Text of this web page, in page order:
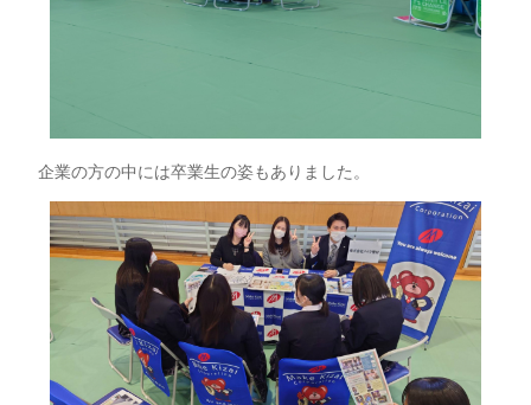
企業の方の中には卒業生の姿もありました。